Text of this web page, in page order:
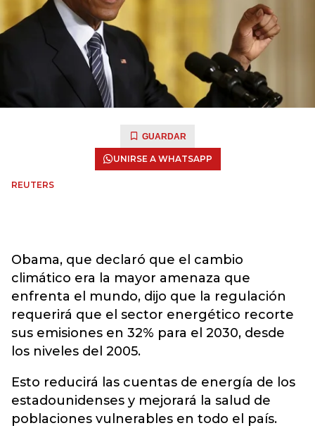
GUARDAR
UNIRSE A WHATSAPP
REUTERS
Obama, que declaró que el cambio
climático era la mayor amenaza que
enfrenta el mundo, dijo que la regulación
requerirá que el sector energético recorte
sus emisiones en 32% para el 2030, desde
los niveles del 2005.
Esto reducirá las cuentas de energía de los
estadounidenses y mejorará la salud de
poblaciones vulnerables en todo el país.